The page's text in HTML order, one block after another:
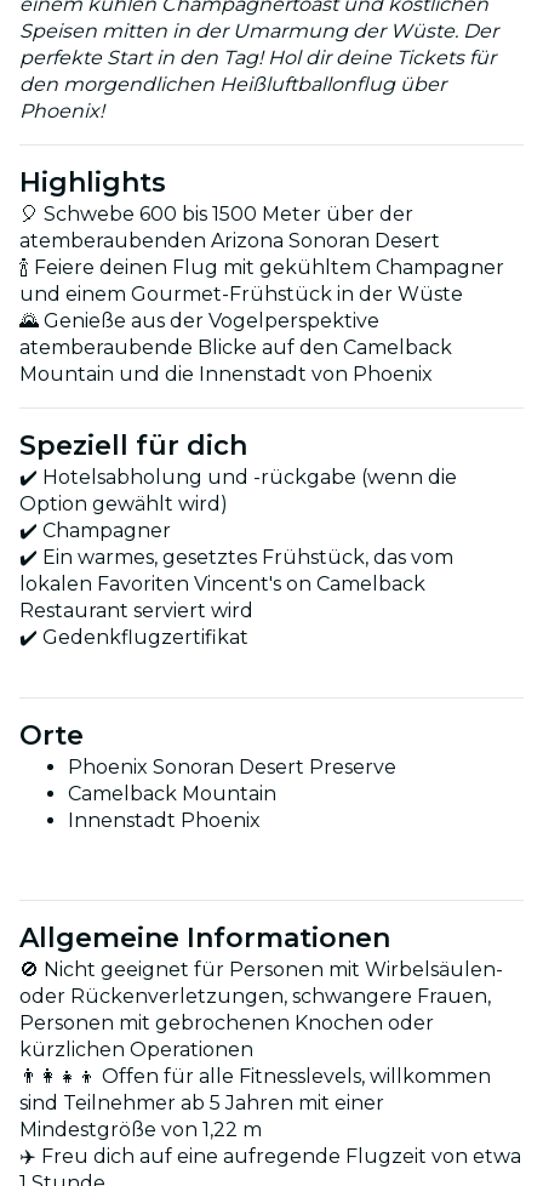
Speisen mitten in der Umarmung der Wüste. Der
perfekte Start in den Tag! Hol dir deine Tickets für
den morgendlichen Heißluftballonflug über
Phoenix!
Highlights
🎈 Schwebe 600 bis 1500 Meter über der
atemberaubenden Arizona Sonoran Desert
🍾 Feiere deinen Flug mit gekühltem Champagner
und einem Gourmet-Frühstück in der Wüste
🌄 Genieße aus der Vogelperspektive
atemberaubende Blicke auf den Camelback
Mountain und die Innenstadt von Phoenix
Speziell für dich
✔️ Hotelsabholung und -rückgabe (wenn die
Option gewählt wird)
✔️ Champagner
✔️ Ein warmes, gesetztes Frühstück, das vom
lokalen Favoriten Vincent's on Camelback
Restaurant serviert wird
✔️ Gedenkflugzertifikat
Orte
Phoenix Sonoran Desert Preserve
Camelback Mountain
Innenstadt Phoenix
Allgemeine Informationen
🚫 Nicht geeignet für Personen mit Wirbelsäulen-
oder Rückenverletzungen, schwangere Frauen,
Personen mit gebrochenen Knochen oder
kürzlichen Operationen
👨‍👩‍👧‍👦 Offen für alle Fitnesslevels, willkommen
sind Teilnehmer ab 5 Jahren mit einer
Mindestgröße von 1,22 m
✈️ Freu dich auf eine aufregende Flugzeit von etwa